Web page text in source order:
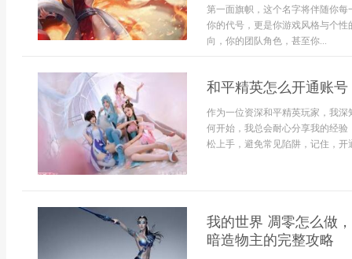
第一面旗帜，这个名字将伴随你
你的代号，更是你游戏风格与个
向，你的团队角色，甚至你...
和平精英怎么开通账
作为一位资深和平精英玩家，我
何开始，我总会耐心分享我的经
松上手，避免常见陷阱，记住，
我的世界 凋零怎么做
暗造物主的完整攻略